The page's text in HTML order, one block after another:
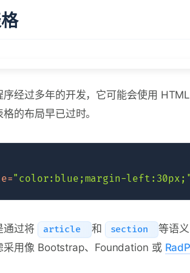
序经过多年的开发，它可能会使用
的布局早已过时。
="color:blue;margin-left:30px;"
通过将 article 和 section 等语
采用像 Bootstrap、Foundation 或